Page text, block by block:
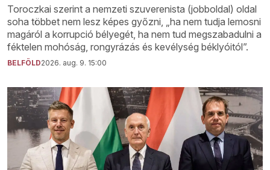
Toroczkai szerint a nemzeti szuverenista (jobboldal) oldal
soha többet nem lesz képes győzni, „ha nem tudja lemosni
magáról a korrupció bélyegét, ha nem tud megszabadulni a
féktelen mohóság, rongyrázás és kevélység béklyóitól”.
BELFÖLD2026. aug. 9. 15:00